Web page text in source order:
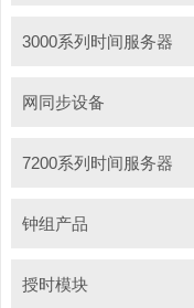
3000系列时间服务器
网同步设备
7200系列时间服务器
钟组产品
授时模块